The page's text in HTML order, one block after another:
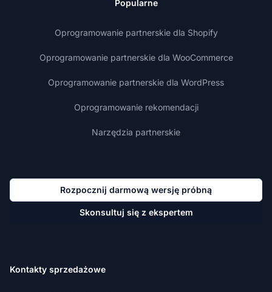
Popularne
Oprogramowanie partnerskie dla Shopify
Oprogramowanie partnerskie dla WooCommerce
Oprogramowanie partnerskie dla WordPress
Oprogramowanie rekomendacji
Narzędzia partnerskie
Rozpocznij darmową wersję próbną
Skonsultuj się z ekspertem
Kontakty sprzedażowe